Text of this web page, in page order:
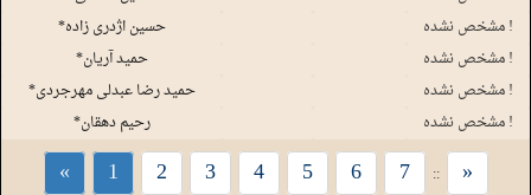
*حسین اژدری زاده
مشخص نشده !
*حمید آریان
مشخص نشده !
*حمید رضا عبدلی مهرجردی
مشخص نشده !
*رحیم دهقان
مشخص نشده !
« 1 2 3 4 5 6 7 :: »